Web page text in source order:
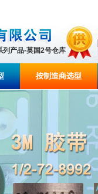
产品-英国2号仓库
按制造商选型